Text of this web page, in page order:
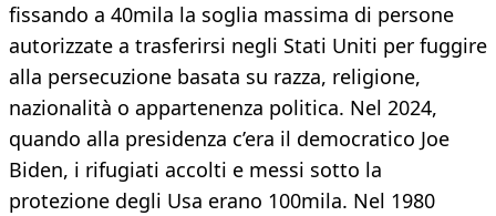
fissando a 40mila la soglia massima di persone
autorizzate a trasferirsi negli Stati Uniti per fuggire
alla persecuzione basata su razza, religione,
nazionalità o appartenenza politica. Nel 2024,
quando alla presidenza c’era il democratico Joe
Biden, i rifugiati accolti e messi sotto la
protezione degli Usa erano 100mila. Nel 1980